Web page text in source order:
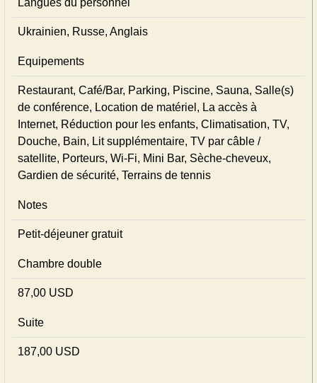
Langues du personnel
Ukrainien, Russe, Anglais
Equipements
Restaurant, Café/Bar, Parking, Piscine, Sauna, Salle(s)
de conférence, Location de matériel, La accès à
Internet, Réduction pour les enfants, Climatisation, TV,
Douche, Bain, Lit supplémentaire, TV par câble /
satellite, Porteurs, Wi-Fi, Mini Bar, Sèche-cheveux,
Gardien de sécurité, Terrains de tennis
Notes
Petit-déjeuner gratuit
Chambre double
87,00 USD
Suite
187,00 USD